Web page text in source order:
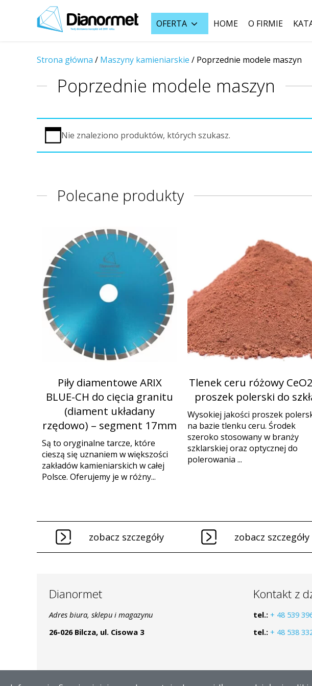
OFERTA HOME O FIRMIE
Strona główna / Maszyny kamieniarskie / Poprzednie modele maszyn
Poprzednie modele maszyn
Nie znaleziono produktów, których szukasz.
Polecane produkty
Piły diamentowe ARIX
BLUE-CH do cięcia granitu
(diament układany
rzędowo) – segment 17mm
Są to oryginalne tarcze, które
cieszą się uznaniem w większości
zakładów kamieniarskich w całej
Polsce. Oferujemy je w różny...
zobacz szczegóły
Tlenek ceru różowy
proszek polerski do
Wysokiej jakości proszek
na bazie tlenku ceru. Środek
szeroko stosowany w branży
szklarskiej oraz optycznej do
polerowania ...
zobacz szczegóły
Dianormet
Adres biura, sklepu i magazynu
26-026 Bilcza, ul. Cisowa 3
Kontakt z
tel.: + 48 539
tel.: + 48 538